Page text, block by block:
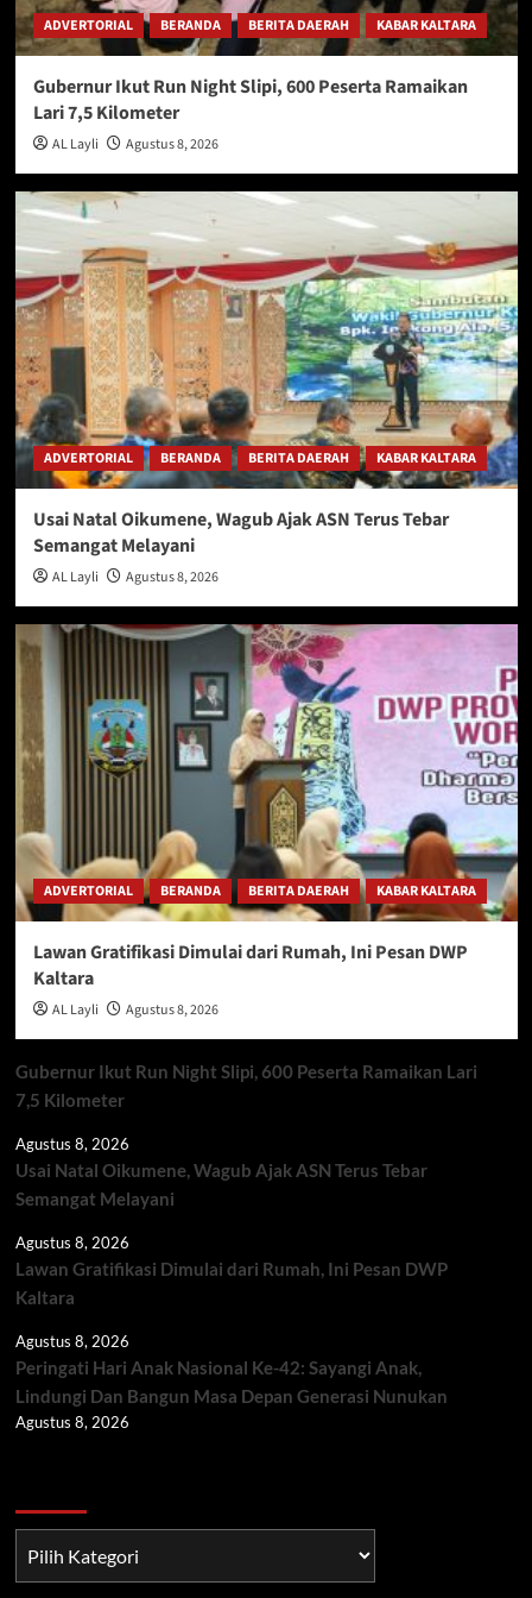
ADVERTORIAL BERANDA BERITA DAERAH KABAR KALTARA
Gubernur Ikut Run Night Slipi, 600 Peserta Ramaikan
Lari 7,5 Kilometer
AL Layli Agustus 8, 2026
ADVERTORIAL BERANDA BERITA DAERAH KABAR KALTARA
Usai Natal Oikumene, Wagub Ajak ASN Terus Tebar
Semangat Melayani
AL Layli Agustus 8, 2026
ADVERTORIAL BERANDA BERITA DAERAH KABAR KALTARA
Lawan Gratifikasi Dimulai dari Rumah, Ini Pesan DWP
Kaltara
AL Layli Agustus 8, 2026
Gubernur Ikut Run Night Slipi, 600 Peserta Ramaikan Lari
7,5 Kilometer
Agustus 8, 2026
Usai Natal Oikumene, Wagub Ajak ASN Terus Tebar
Semangat Melayani
Agustus 8, 2026
Lawan Gratifikasi Dimulai dari Rumah, Ini Pesan DWP
Kaltara
Agustus 8, 2026
Peringati Hari Anak Nasional Ke-42: Sayangi Anak,
Lindungi Dan Bangun Masa Depan Generasi Nunukan
Agustus 8, 2026
TNI/POLRI